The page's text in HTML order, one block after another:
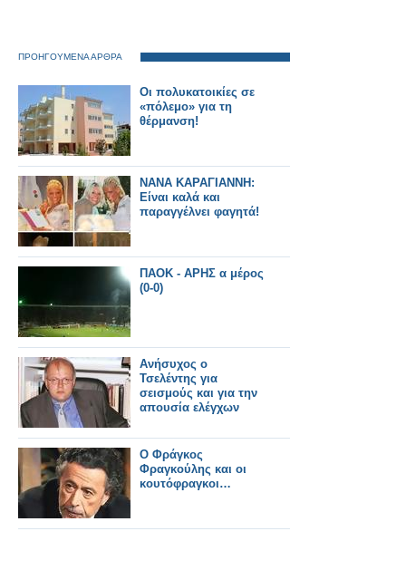
ΠΡΟΗΓΟΥΜΕΝΑ ΑΡΘΡΑ
Οι πολυκατοικίες σε
«πόλεμο» για τη
θέρμανση!
ΝΑΝΑ ΚΑΡΑΓΙΑΝΝΗ:
Είναι καλά και
παραγγέλνει φαγητά!
ΠΑΟΚ - ΑΡΗΣ α μέρος
(0-0)
Ανήσυχος ο
Τσελέντης για
σεισμούς και για την
απουσία ελέγχων
Ο Φράγκος
Φραγκούλης και οι
κουτόφραγκοι…